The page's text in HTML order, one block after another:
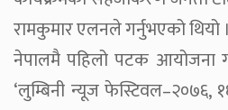
रामकुमार एलनले गर्नुभएको थियो ।
नेपालमै पहिलो पटक आयोजना
‘लुम्बिनी न्यूज फेस्टिवल–२०७६,